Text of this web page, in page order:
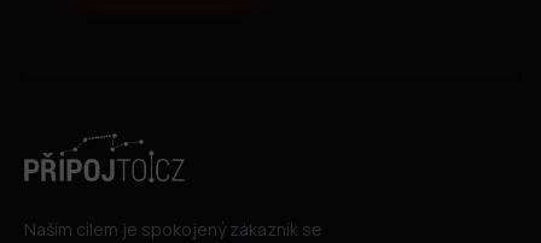
Naším cílem je spokojený zákazník se